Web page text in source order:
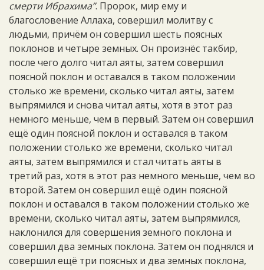
смерти Ибрахима”. Пророк, мир ему и
благословение Аллаха, совершил молитву с
людьми, причём он совершил шесть поясных
поклонов и четыре земных. Он произнёс такбир,
после чего долго читал аяты, затем совершил
поясной поклон и оставался в таком положении
столько же времени, сколько читал аяты, затем
выпрямился и снова читал аяты, хотя в этот раз
немного меньше, чем в первый. Затем он совершил
ещё один поясной поклон и оставался в таком
положении столько же времени, сколько читал
аяты, затем выпрямился и стал читать аяты в
третий раз, хотя в этот раз немного меньше, чем во
второй. Затем он совершил ещё один поясной
поклон и оставался в таком положении столько же
времени, сколько читал аяты, затем выпрямился,
наклонился для совершения земного поклона и
совершил два земных поклона. Затем он поднялся и
совершил ещё три поясных и два земных поклона,